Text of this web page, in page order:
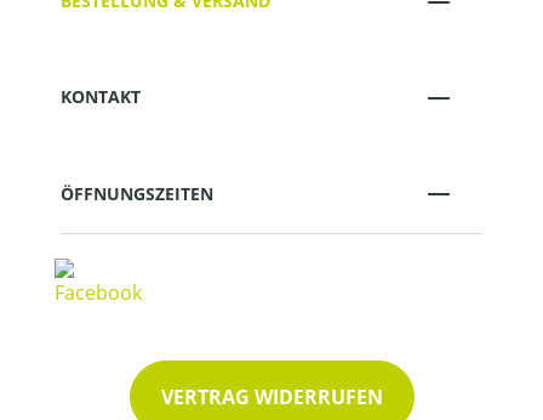
KONTAKT
ÖFFNUNGSZEITEN
VERTRAG WIDERRUFEN